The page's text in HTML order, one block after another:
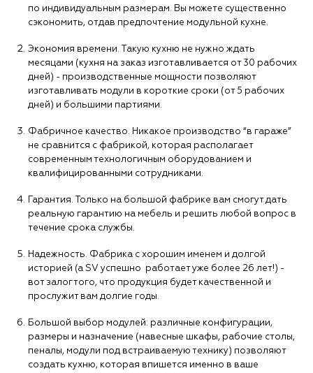
по индивидуальным размерам. Вы можете существенно
сэкономить, отдав предпочтение модульной кухне.
Экономия времени. Такую кухню не нужно ждать
месяцами (кухня на заказ изготавливается от 30 рабочих
дней) - производственные мощности позволяют
изготавливать модули в короткие сроки (от 5 рабочих
дней) и большими партиями.
Фабричное качество. Никакое производство “в гараже”
не сравнится с фабрикой, которая располагает
современным технологичным оборудованием и
квалифицированными сотрудниками.
Гарантия. Только на большой фабрике вам смогут дать
реальную гарантию на мебель и решить любой вопрос в
течение срока службы.
Надежность. Фабрика с хорошим именем и долгой
историей (а SV успешно работает уже более 26 лет!) -
вот залог того, что продукция будет качественной и
прослужит вам долгие годы.
Большой выбор модулей: различные конфигурации,
размеры и назначение (навесные шкафы, рабочие столы,
пеналы, модули под встраиваемую технику) позволяют
создать кухню, которая впишется именно в ваше